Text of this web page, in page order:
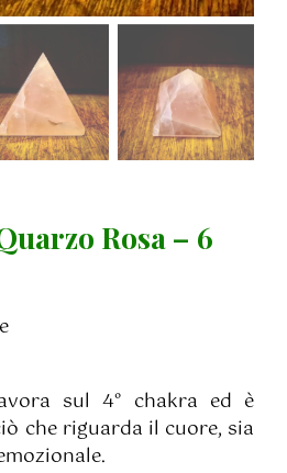
Rosa – 6
sul 4° chakra ed è
che riguarda il cuore, sia